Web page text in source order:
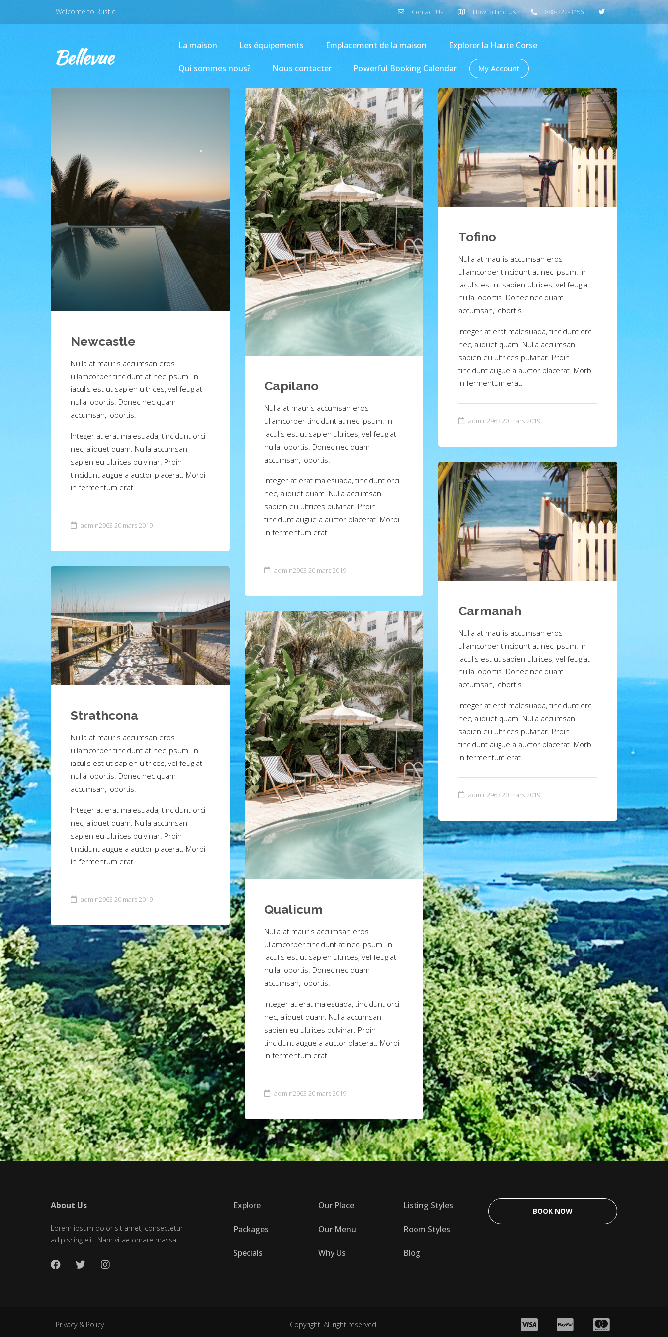
Welcome to Rustic! Contact Us How to Find Us 888-222-3456
La maison Les équipements Emplacement de la maison Explorer la Haute Corse
Qui sommes nous? Nous contacter Powerful Booking Calendar My Account
Newcastle
Nulla at mauris accumsan eros
ullamcorper tincidunt at nec ipsum. In
iaculis est ut sapien ultrices, vel feugiat
nulla lobortis. Donec nec quam
accumsan, lobortis.
Integer at erat malesuada, tincidunt orci
nec, aliquet quam. Nulla accumsan
sapien eu ultrices pulvinar. Proin
tincidunt augue a auctor placerat. Morbi
in fermentum erat.
admin2963 20 mars 2019
Capilano
Nulla at mauris accumsan eros
ullamcorper tincidunt at nec ipsum. In
iaculis est ut sapien ultrices, vel feugiat
nulla lobortis. Donec nec quam
accumsan, lobortis.
Integer at erat malesuada, tincidunt orci
nec, aliquet quam. Nulla accumsan
sapien eu ultrices pulvinar. Proin
tincidunt augue a auctor placerat. Morbi
in fermentum erat.
admin2963 20 mars 2019
Tofino
Nulla at mauris accumsan eros
ullamcorper tincidunt at nec ipsum. In
iaculis est ut sapien ultrices, vel feugiat
nulla lobortis. Donec nec quam
accumsan, lobortis.
Integer at erat malesuada, tincidunt orci
nec, aliquet quam. Nulla accumsan
sapien eu ultrices pulvinar. Proin
tincidunt augue a auctor placerat. Morbi
in fermentum erat.
admin2963 20 mars 2019
Carmanah
Nulla at mauris accumsan eros
ullamcorper tincidunt at nec ipsum. In
iaculis est ut sapien ultrices, vel feugiat
nulla lobortis. Donec nec quam
accumsan, lobortis.
Integer at erat malesuada, tincidunt orci
nec, aliquet quam. Nulla accumsan
sapien eu ultrices pulvinar. Proin
tincidunt augue a auctor placerat. Morbi
in fermentum erat.
admin2963 20 mars 2019
Strathcona
Nulla at mauris accumsan eros
ullamcorper tincidunt at nec ipsum. In
iaculis est ut sapien ultrices, vel feugiat
nulla lobortis. Donec nec quam
accumsan, lobortis.
Integer at erat malesuada, tincidunt orci
nec, aliquet quam. Nulla accumsan
sapien eu ultrices pulvinar. Proin
tincidunt augue a auctor placerat. Morbi
in fermentum erat.
admin2963 20 mars 2019
Qualicum
Nulla at mauris accumsan eros
ullamcorper tincidunt at nec ipsum. In
iaculis est ut sapien ultrices, vel feugiat
nulla lobortis. Donec nec quam
accumsan, lobortis.
Integer at erat malesuada, tincidunt orci
nec, aliquet quam. Nulla accumsan
sapien eu ultrices pulvinar. Proin
tincidunt augue a auctor placerat. Morbi
in fermentum erat.
admin2963 20 mars 2019
About Us
Lorem ipsum dolor sit amet, consectetur
adipiscing elit. Nam vitae ornare massa.
Explore
Packages
Specials
Our Place
Our Menu
Why Us
Listing Styles
Room Styles
Blog
BOOK NOW
Privacy & Policy Copyright. All right reserved.